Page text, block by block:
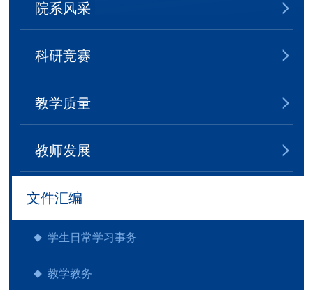
院系风采
科研竞赛
教学质量
教师发展
文件汇编
学生日常学习事务
教学教务